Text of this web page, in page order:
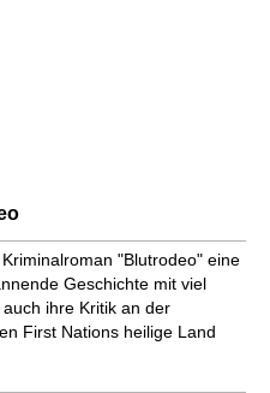
"Blutrodeo" eine
Geschichte mit viel
ihre Kritik an der
First Nations heilige Land